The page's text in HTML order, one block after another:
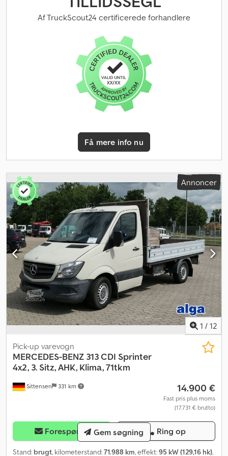
stabilitetsprogram (ESP), klimaanlæg, Vognbaneassistent,
stabilitetskontrolassistent, elektronisk bremsesystem med ABS og
med USB-indgang og Bluetooth, kombiinstrument 10,4 cm,
FleetBoard Eco Support / forberedelse, komfortaffjedret
førersæde, midtersæde, opbevaringsrum ved bagvæg, solgardin i
siderude ved førerdør, tagluge, udvendige spejle opvarmede og
elektrisk justerbare, elektriske rudehejs i fører- og passagerdør,
centrallås, lyssensor, regnsensor, automatisk kørelys, SAXAS
kasseopbygning, 2 x surringsskinne til spændestænger pr. side,
finérgulv, DHOLLANDIA liftbagklap type: DHLM, maks.
hæve-/sænkeanordning HA. Køretøjet kan være folieret og/eller
dekoreret med reklame. Crjdpfx Aoy Rb Iqsm Hjf SI86933 Vores
tilbud er generelt uden nyt syn. Hvis nyt syn ønskes, giver vi gerne
og/eller dekoreret med reklame. Vores generelle leverings- og
betalingsbetingelser gælder. Vi udarbejder gerne et
finansierings- eller leasingtilbud til dette køretøj. Kontakt os
venligst!
Af TruckScout24 certificerede forhandlere
Få mere info nu
Annoncer
1 / 12
Sittensen 331 km
Pick-up varevogn
MERCEDES-BENZ 313 CDI Sprinter
4x2, 3. Sitz, AHK, Klima, 71tkm
14.900 €
Fast pris plus moms
(17.731 € brutto)
Forespørge Ring op
Stand: brugt, kilometerstand:71.988 km, effekt:95 kW (129,16 hk),
Gem søgning